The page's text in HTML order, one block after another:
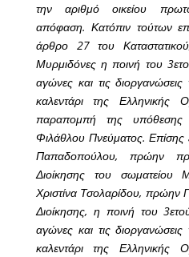
την αριθμό οικείου
απόφαση. Κατόπιν τούτων
άρθρο 27 του
Μυρμιδόνες η ποινή του
αγώνες και τις
καλεντάρι της Ελληνικής
παραπομπή της υπόθεσης
Φιλάθλου Πνεύματος. Επίσης
Παπαδοπούλου, πρώην
Διοίκησης του σωματείου
Χριστίνα Τσολαρίδου, πρώην
Διοίκησης, η ποινή του
αγώνες και τις
καλεντάρι της Ελληνικής